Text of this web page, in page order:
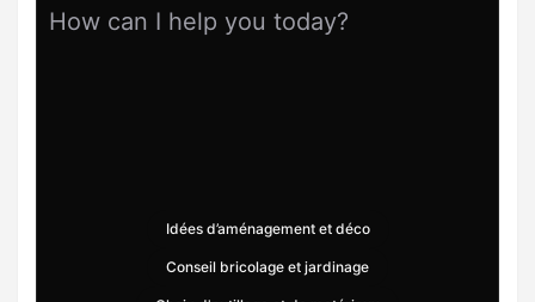
How can I help you today?
Idées d’aménagement et déco
Conseil bricolage et jardinage